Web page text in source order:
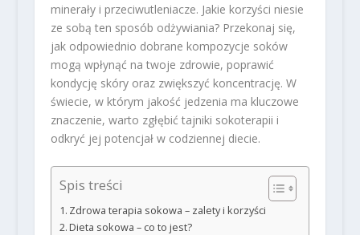
minerały i przeciwutleniacze. Jakie korzyści niesie
ze sobą ten sposób odżywiania? Przekonaj się,
jak odpowiednio dobrane kompozycje soków
mogą wpłynąć na twoje zdrowie, poprawić
kondycję skóry oraz zwiększyć koncentrację. W
świecie, w którym jakość jedzenia ma kluczowe
znaczenie, warto zgłębić tajniki sokoterapii i
odkryć jej potencjał w codziennej diecie.
Spis treści
Zdrowa terapia sokowa – zalety i korzyści
Dieta sokowa – co to jest?